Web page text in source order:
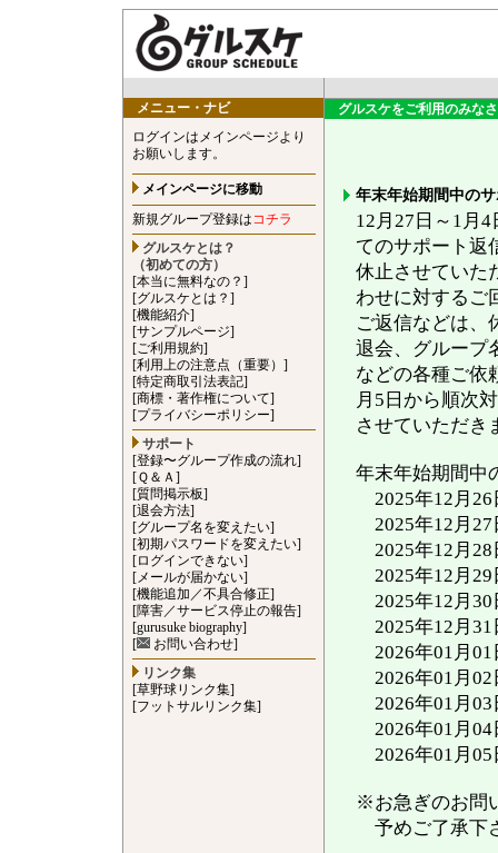
メニュー・ナビ
ログインはメインページより
お願いします。
メインページに移動
新規グループ登録はコチラ
グルスケとは？
（初めての方）
[本当に無料なの？]
[グルスケとは？]
[機能紹介]
[サンプルページ]
[ご利用規約]
[利用上の注意点（重要）]
[特定商取引法表記]
[商標・著作権について]
[プライバシーポリシー]
サポート
[登録〜グループ作成の流れ]
[Ｑ＆Ａ]
[質問掲示板]
[退会方法]
[グループ名を変えたい]
[初期パスワードを変えたい]
[ログインできない]
[メールが届かない]
[機能追加／不具合修正]
[障害／サービス停止の報告]
[gurusuke biography]
[
お問い合わせ]
リンク集
[草野球リンク集]
[フットサルリンク集]
グルスケをご利用のみな
年末年始期間中の
12月27日～1月
てのサポート返
休止させていた
わせに対するご
ご返信などは、
退会、グループ
などの各種ご依
月5日から順次
させていただき
年末年始期間中
2025年12月
2025年12月27
2025年12月28
2025年12月
2025年12月
2025年12月
2026年01月01
2026年01月
2026年01月03
2026年01月04
2026年01月
※お急ぎのお問
予めご了承下